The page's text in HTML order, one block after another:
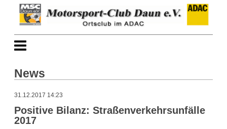
News
31.12.2017 14:23
Positive Bilanz: Straßenverkehrsunfälle
2017